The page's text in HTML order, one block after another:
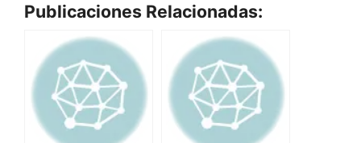
Publicaciones Relacionadas: